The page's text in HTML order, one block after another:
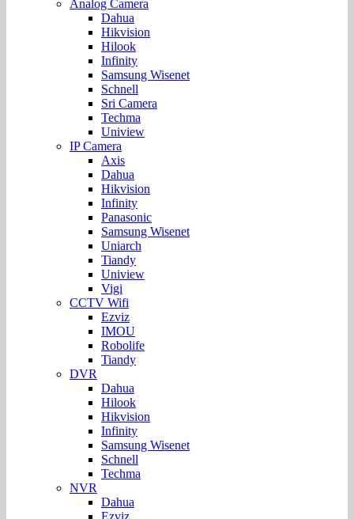
Analog Camera
Dahua
Hikvision
Hilook
Infinity
Samsung Wisenet
Schnell
Sri Camera
Techma
Uniview
IP Camera
Axis
Dahua
Hikvision
Infinity
Panasonic
Samsung Wisenet
Uniarch
Tiandy
Uniview
Vigi
CCTV Wifi
Ezviz
IMOU
Robolife
Tiandy
DVR
Dahua
Hilook
Hikvision
Infinity
Samsung Wisenet
Schnell
Techma
NVR
Dahua
Ezviz